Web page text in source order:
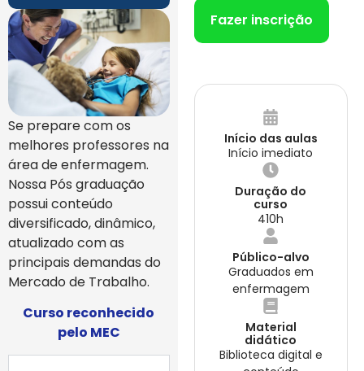
Se prepare com os
melhores professores na
área de enfermagem.
Nossa Pós graduação
possui conteúdo
diversificado, dinâmico,
atualizado com as
principais demandas do
Mercado de Trabalho.
Curso reconhecido
pelo MEC
Fazer inscrição
Início das aulas
Início imediato
Duração do
curso
410h
Público-alvo
Graduados em
enfermagem
Material
didático
Biblioteca digital e